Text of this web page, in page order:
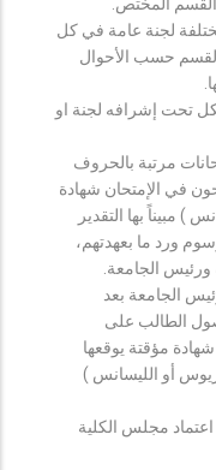
لجنة عامة في كل
حسب الأحوال
تحت إشرافه لجنة او
مرتبة بالحروف
في الإمتحان شهادة
) مبيناً بها التقدير
ورد ما بعهدتهم،
ورئيس الجامعة.
الجامعة بعد
الطالب على
مؤقتة يوقعها
أو الليسانس )
اعتماد مجلس الكلية